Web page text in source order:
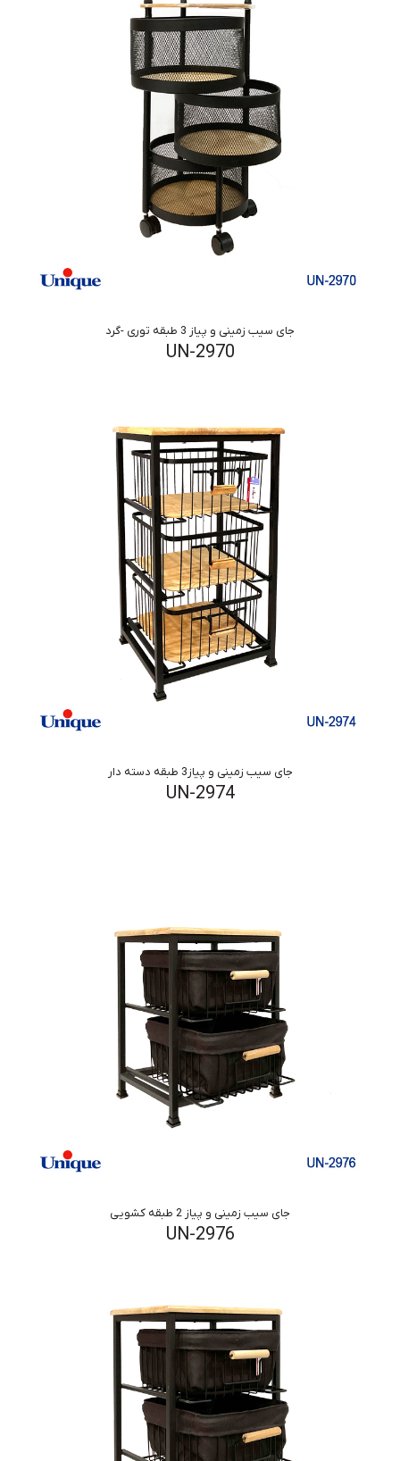
جای سیب زمینی و پیاز 3 طبقه توری -گرد
UN-2970
جای سیب زمینی و پیاز3 طبقه دسته دار
UN-2974
جای سیب زمینی و پیاز 2 طبقه کشویی
UN-2976